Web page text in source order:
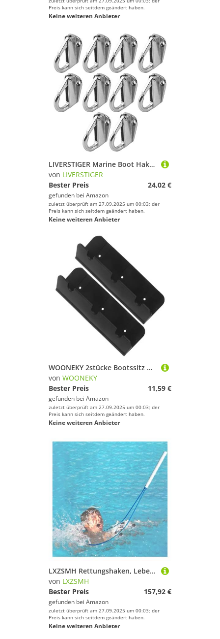
Preis kann sich seitdem geändert haben.
Keine weiteren Anbieter
LIVERSTIGER Marine Boot Haken Edelstahl Feder Snap Typ Fending Haken Aufhänger 10 Stück
von LIVERSTIGER
Bester Preis
24,02 €
gefunden bei Amazon
zuletzt überprüft am 27.09.2025 um 00:03; der
Preis kann sich seitdem geändert haben.
Keine weiteren Anbieter
WOONEKY 2stücke Bootssitz Haken Clips Aufblasbare Yacht Sitzhalterungen Langlebige Und Stilvolle Zubehörteile Für Schlauchboote
von WOONEKY
Bester Preis
11,59 €
gefunden bei Amazon
zuletzt überprüft am 27.09.2025 um 00:03; der
Preis kann sich seitdem geändert haben.
Keine weiteren Anbieter
LXZSMH Rettungshaken, Lebensrettende Haken, leichte Rettungsschwimmer-Sicherheitsstange, Rettungsschwimmer-Notstange for Schwimmunterricht(3 m(9.8 ft))
von LXZSMH
Bester Preis
157,92 €
gefunden bei Amazon
zuletzt überprüft am 27.09.2025 um 00:03; der
Preis kann sich seitdem geändert haben.
Keine weiteren Anbieter